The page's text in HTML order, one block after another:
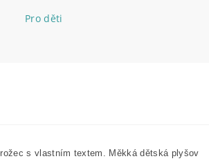
Pro děti
s vlastním textem. Měkká dětská plyšová